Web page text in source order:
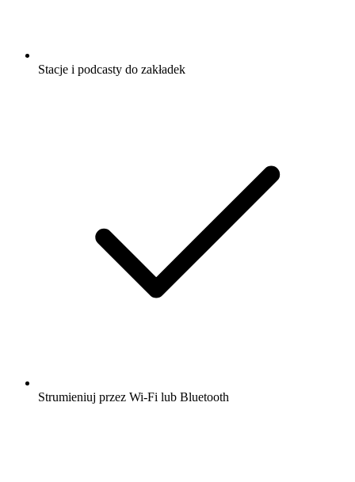
Stacje i podcasty do zakładek
Strumieniuj przez Wi-Fi lub Bluetooth